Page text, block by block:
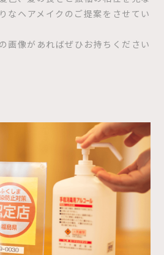
なヘアメイクのご提案をさせてい
画像があればぜひお持ちください